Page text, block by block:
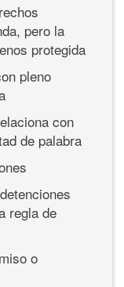
pero la
protegida
pleno
con
de palabra
regla de
o